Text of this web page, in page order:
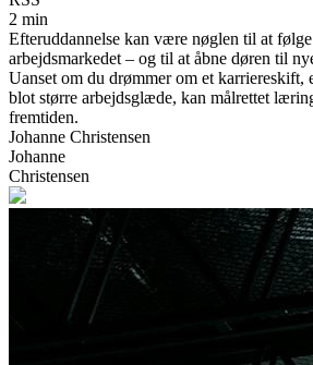
2 min
Efteruddannelse kan være nøglen til at
arbejdsmarkedet – og til at åbne døren til
Uanset om du drømmer om et karriereskift,
blot større arbejdsglæde, kan målrettet
fremtiden.
Johanne Christensen
Johanne
Christensen